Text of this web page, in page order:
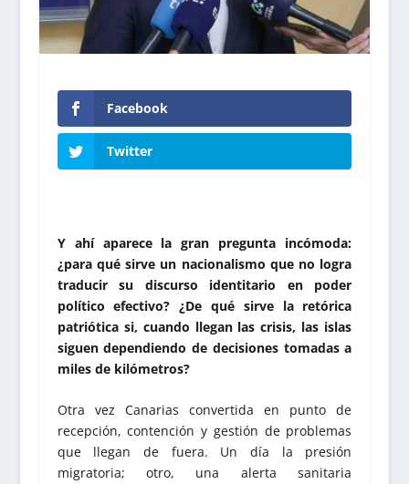
Facebook
Twitter
Y ahí aparece la gran pregunta incómoda:
¿para qué sirve un nacionalismo que no logra
traducir su discurso identitario en poder
político efectivo? ¿De qué sirve la retórica
patriótica si, cuando llegan las crisis, las islas
siguen dependiendo de decisiones tomadas a
miles de kilómetros?
Otra vez Canarias convertida en punto de
recepción, contención y gestión de problemas
que llegan de fuera. Un día la presión
migratoria; otro, una alerta sanitaria